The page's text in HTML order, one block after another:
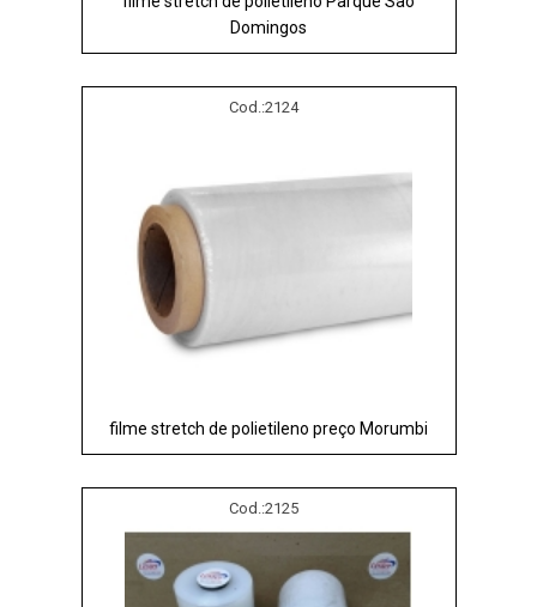
Domingos
Cod.:2124
filme stretch de polietileno preço Morumbi
Cod.:2125